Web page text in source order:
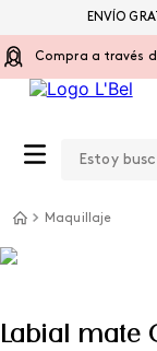
Compra a través
ENVÍO
Maquillaje
Labial mate